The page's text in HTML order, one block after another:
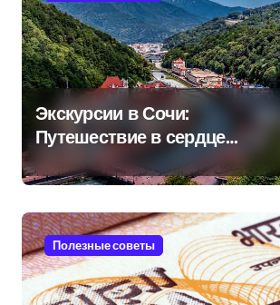
Экскурсии в Сочи:
Путешествие в сердце
Черноморского курорта
Полезные советы